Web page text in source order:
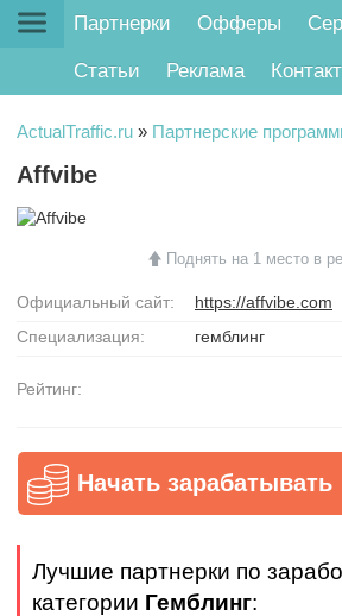
Партнерки Офферы
Статьи Реклама
ActualTraffic.ru » Партнерские
Affvibe
Поднять на 1 место в
Официальный сайт:
https://affvibe.com
Специализация:
гемблинг
Рейтинг:
Начать зарабатывать
Лучшие партнерки по
категории Гемблинг: